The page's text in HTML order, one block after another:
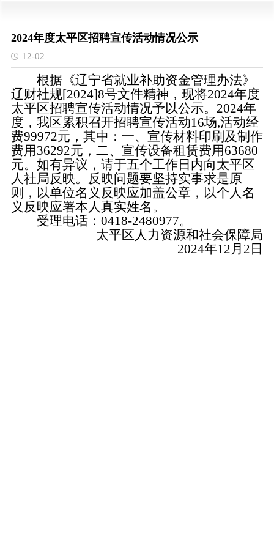
2024年度太平区招聘宣传活动情况公示
12-02
根据《辽宁省就业补助资金管理办法》
辽财社规[2024]8号文件精神，现将2024年度
太平区招聘宣传活动情况予以公示。2024年
度，我区累积召开招聘宣传活动16场,活动经
费99972元，其中：一、宣传材料印刷及制作
费用36292元，二、宣传设备租赁费用63680
元。如有异议，请于五个工作日内向太平区
人社局反映。反映问题要坚持实事求是原
则，以单位名义反映应加盖公章，以个人名
义反映应署本人真实姓名。
受理电话：0418-2480977。
太平区人力资源和社会保障局
2024年12月2日